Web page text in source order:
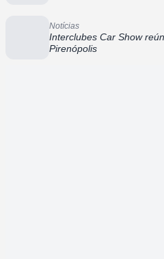
Notícias
Interclubes Car Show
Pirenópolis